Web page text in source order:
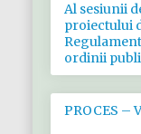
Al sesiunii
proiectului
ordinii
PROCES –